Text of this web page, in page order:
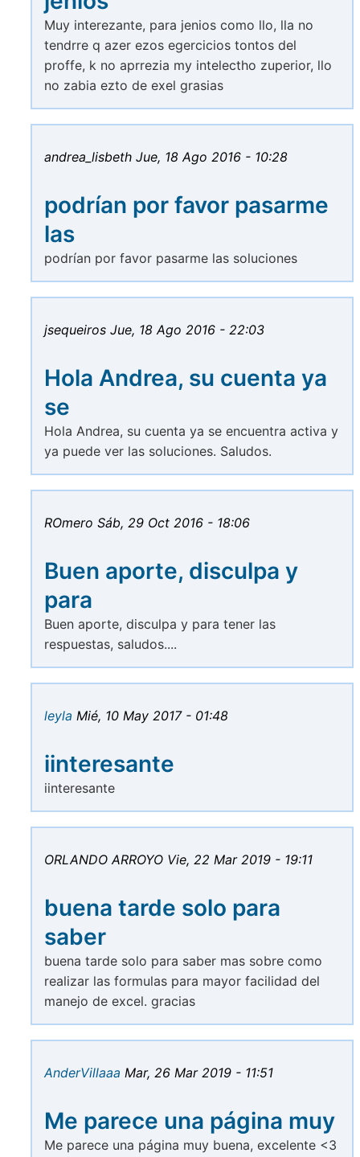
Muy interezante, para jenios como llo, lla no
tendrre q azer ezos egercicios tontos del
proffe, k no aprrezia my intelectho zuperior, llo
no zabia ezto de exel grasias
andrea_lisbeth Jue, 18 Ago 2016 - 10:28
podrían por favor pasarme
las
podrían por favor pasarme las soluciones
jsequeiros Jue, 18 Ago 2016 - 22:03
Hola Andrea, su cuenta ya
se
Hola Andrea, su cuenta ya se encuentra activa y
ya puede ver las soluciones. Saludos.
ROmero Sáb, 29 Oct 2016 - 18:06
Buen aporte, disculpa y
para
Buen aporte, disculpa y para tener las
respuestas, saludos....
leyla Mié, 10 May 2017 - 01:48
iinteresante
iinteresante
ORLANDO ARROYO Vie, 22 Mar 2019 - 19:11
buena tarde solo para
saber
buena tarde solo para saber mas sobre como
realizar las formulas para mayor facilidad del
manejo de excel. gracias
AnderVillaaa Mar, 26 Mar 2019 - 11:51
Me parece una página muy
Me parece una página muy buena, excelente <3